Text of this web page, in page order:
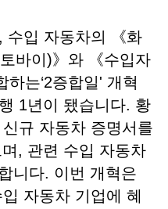
수입 자동차의 《화
바이)》와 《수입자
는‘2증합일' 개혁
1년이 됐습니다. 황
규 자동차 증명서를
, 관련 수입 자동차
니다. 이번 개혁은
자동차 기업에 혜